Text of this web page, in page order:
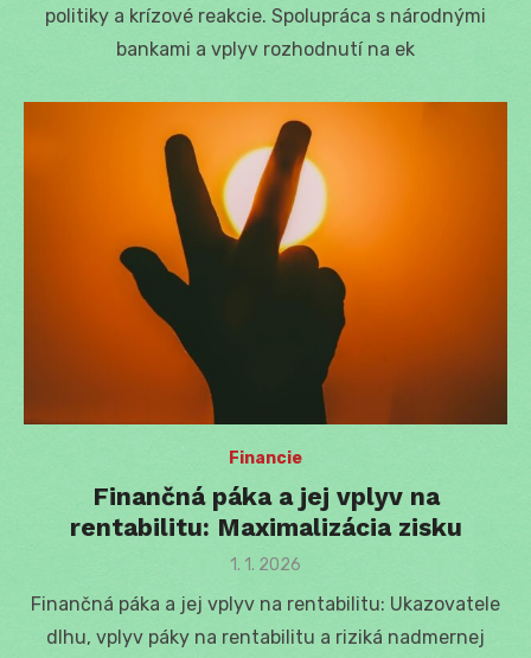
politiky a krízové reakcie. Spolupráca s národnými
bankami a vplyv rozhodnutí na ek
Financie
Finančná páka a jej vplyv na
rentabilitu: Maximalizácia zisku
Posted
1. 1. 2026
Finančná páka a jej vplyv na rentabilitu: Ukazovatele
dlhu, vplyv páky na rentabilitu a riziká nadmernej